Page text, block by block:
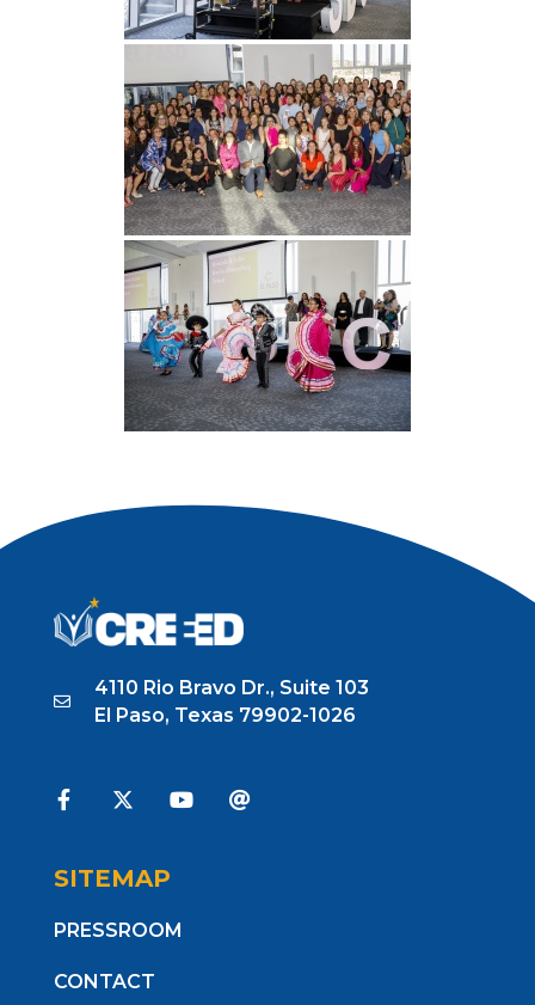
Comunidad (Community)
(Schools)
4110 Rio Bravo Dr., Suite 103
El Paso, Texas 79902-1026
SITEMAP
PRESSROOM
CONTACT